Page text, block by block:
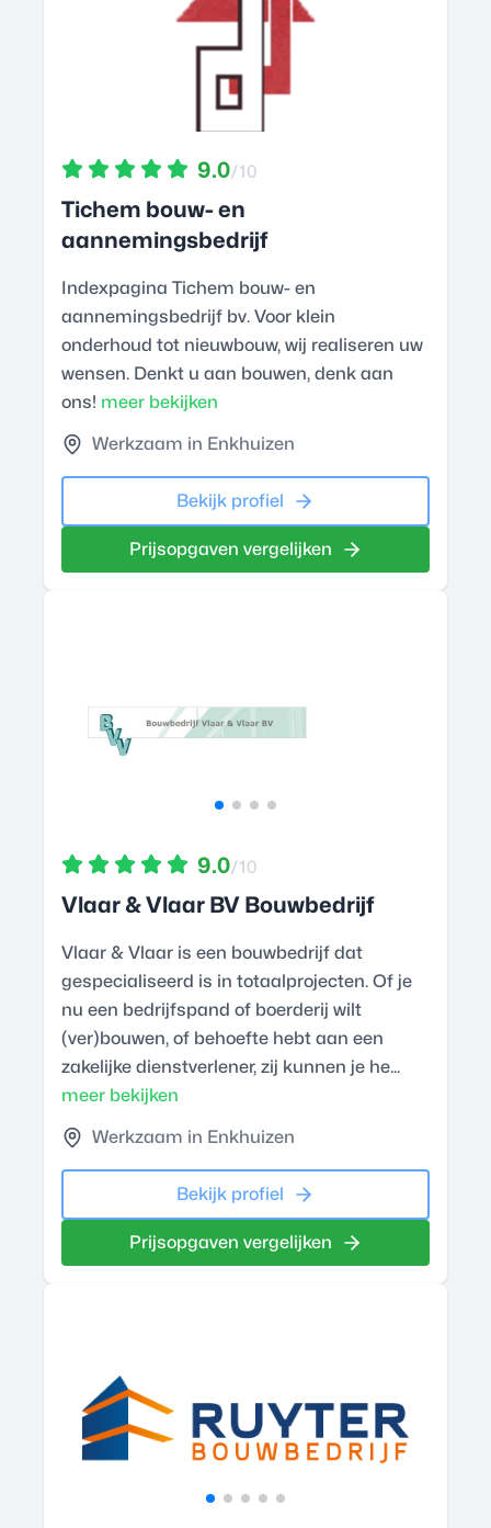
9.0/10
Tichem bouw- en
aannemingsbedrijf
Indexpagina Tichem bouw- en
aannemingsbedrijf bv. Voor klein
onderhoud tot nieuwbouw, wij realiseren uw
wensen. Denkt u aan bouwen, denk aan
ons! meer bekijken
Werkzaam in Enkhuizen
Bekijk profiel
Prijsopgaven vergelijken
9.0/10
Vlaar & Vlaar BV Bouwbedrijf
Vlaar & Vlaar is een bouwbedrijf dat
gespecialiseerd is in totaalprojecten. Of je
nu een bedrijfspand of boerderij wilt
(ver)bouwen, of behoefte hebt aan een
zakelijke dienstverlener, zij kunnen je he...
meer bekijken
Werkzaam in Enkhuizen
Bekijk profiel
Prijsopgaven vergelijken